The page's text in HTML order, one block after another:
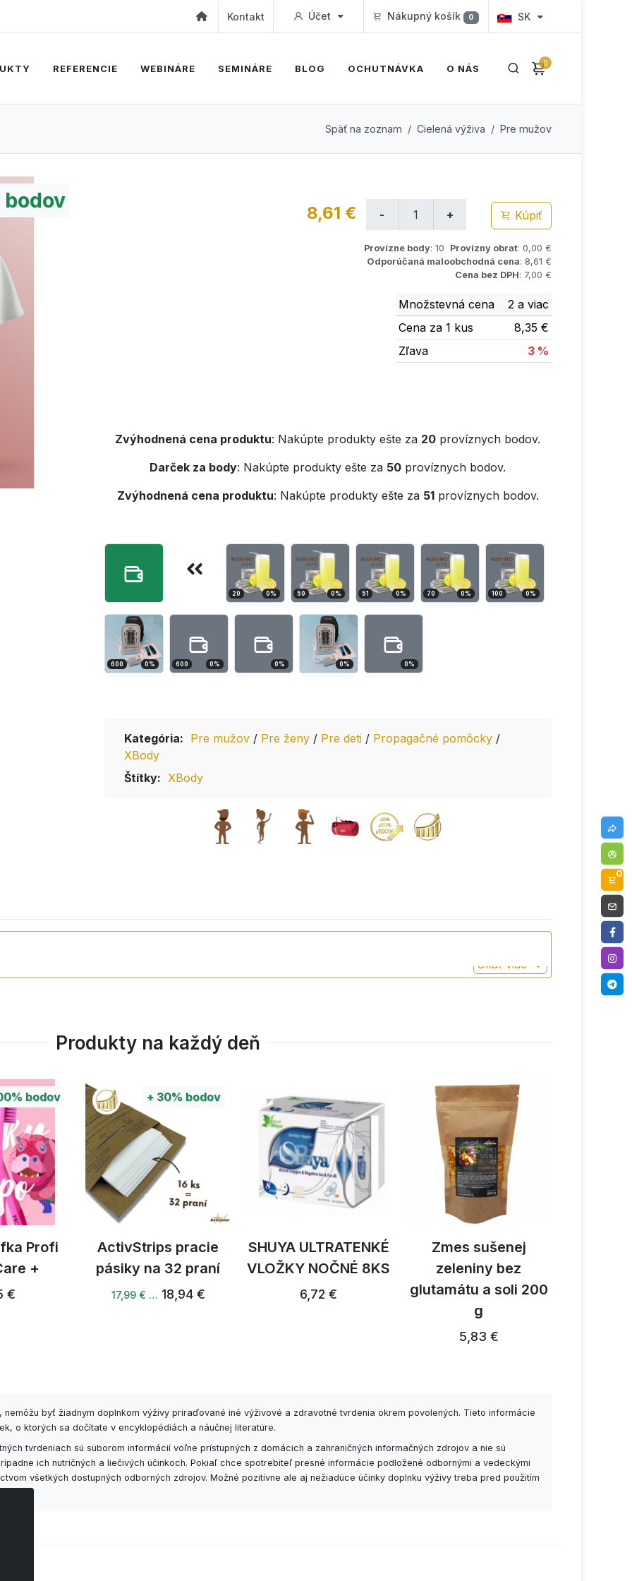
Kontakt Účet Nákupný košík 0 SK
0
REFERENCIE WEBINÁRE SEMINÁRE BLOG OCHUTNÁVKA O NÁS
Späť na zoznam Cielená výživa Pre mužov
bodov
8,61 € Kúpiť
Provízne body: 10 Provízny obrat: 0,00 €
Odporúčaná maloobchodná cena: 8,61 €
Cena bez DPH: 7,00 €
Množstevná cena
2 a viac
Cena za 1 kus
8,35 €
Zľava
3 %
Zvýhodnená cena produktu: Nakúpte produkty ešte za 20 províznych bodov.
Darček za body: Nakúpte produkty ešte za 50 províznych bodov.
Zvýhodnená cena produktu: Nakúpte produkty ešte za 51províznych bodov.
20 0% 50 0% 51 0% 70 0% 100 0%
600 0% 600 0% 0% 0% 0%
Kategória: Pre mužov / Pre ženy / Pre deti / Propagačné pomôcky /
XBody
Štítky: XBody
Čítať viac
Produkty na každý deň
bodov
Profi
+
€
+ 30% bodov
ActivStrips pracie
pásiky na 32 praní
17,99 € … 18,94 €
SHUYA ULTRATENKÉ
VLOŽKY NOČNÉ 8KS
6,72 €
Zmes sušenej
zeleniny bez
glutamátu a soli 200
g
5,83 €
nemôžu byť žiadnym doplnkom výživy priraďované iné výživové a zdravotné tvrdenia okrem povolených. Tieto informácie
o ktorých sa dočítate v encyklopédiách a náučnej literatúre.
tvrdeniach sú súborom informácií voľne prístupných z domácich a zahraničných informačných zdrojov a nie sú
ich nutričných a liečivých účinkoch. Pokiaľ chce spotrebiteľ presné informácie podložené odbornými a vedeckými
všetkých dostupných odborných zdrojov. Možné pozitívne ale aj nežiadúce účinky doplnku výživy treba pred použitím
0